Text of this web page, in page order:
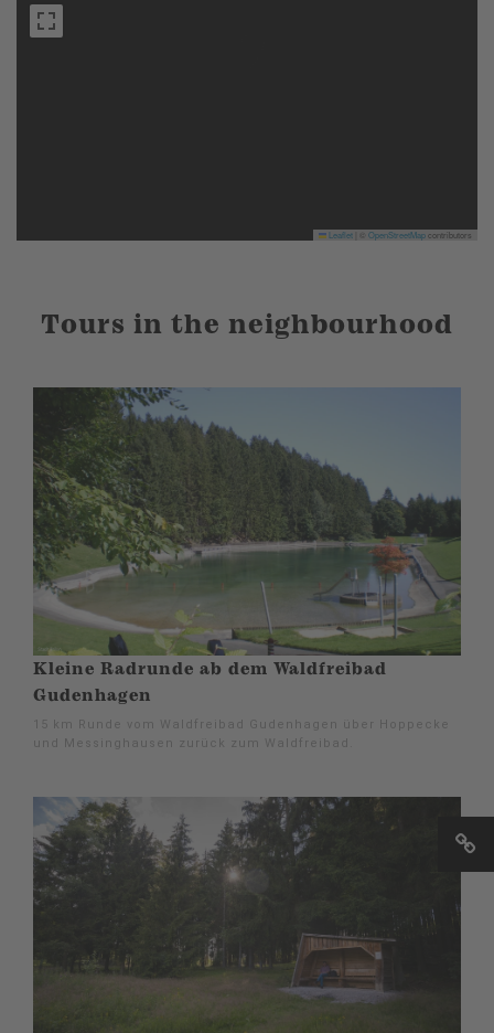
Leaflet OpenStreetMapcontributors
Tours in the neighbourhood
Kleine Radrunde ab dem Waldfreibad
Gudenhagen
15 km Runde vom Waldfreibad Gudenhagen über Hoppecke
und Messinghausen zurück zum Waldfreibad.